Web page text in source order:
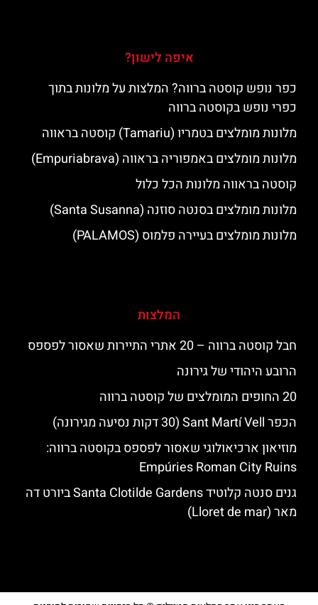
איפה לישון?
כפר נופש קוסטה ברווה? המלצות על מלונות בתוך
כפרי נופש בקוסטה ברווה
מלונות מומלצים בטמריו (Tamariu) קוסטה בראווה
מלונות מומלצים באמפוריה בראווה (Empuriabrava)
קוסטה בראווה מלונות הכל כלול
מלונות מומלצים בסנטה סוזנה (Santa Susanna)
מלונות מומלצים בעיירה פלמוס (PALAMOS)
המלצות
חבל קוסטה ברווה – 20 אתרי התיירות שאסור לפספס
הרובע היהודי של גירונה
20 החופים המומלצים של קוסטה ברווה
הכפר Sant Martí Vell (30 דקות נסיעה מגירונה)
מוזיאון ארכיאולוגי שאסור לפספס בקוסטה ברווה:
Empúries Roman City Ruins
גנים סנטה קלוטיד Santa Clotilde Gardens ביורט דה
מאר (Lloret de mar)